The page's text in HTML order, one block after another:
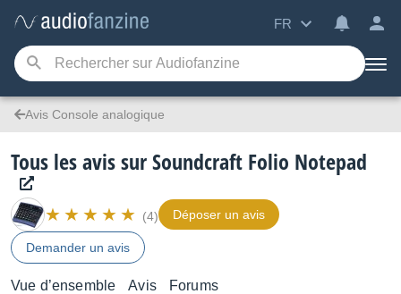
FR
Avis Console analogique
Tous les avis sur Soundcraft Folio Notepad
(4) Déposer un avis
Demander un avis
Vue d’ensemble Avis Forums